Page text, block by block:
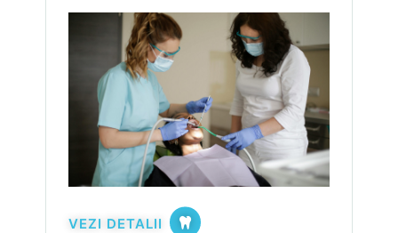
VEZI DETALII